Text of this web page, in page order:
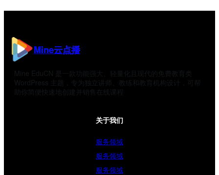
Mine云点播
Mine EduCN 是一款功能强大、轻量化且现代的免费教育类
WordPress 主题，专为独立讲师、教练和教育机构设计，可帮
助你简便快速地创建并销售在线课程
关于我们
服务领域
服务领域
服务领域